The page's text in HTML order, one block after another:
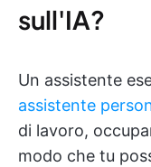
sull'IA?
Un assistente
assistente
di lavoro,
modo che tu